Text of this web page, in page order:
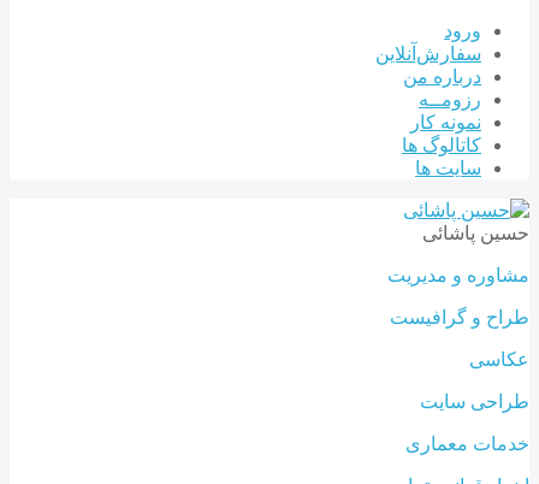
ورود
سفارش‌‌آنلاین
درباره من
رزومــه
نمونه کار
کاتالوگ ها
سایت ها
حسین پاشائی
مشاوره و مدیریت
طراح و گرافیست
عکاسی
طراحی سایت
خدمات معماری